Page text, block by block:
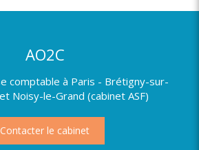
AO2C
comptable à Paris - Brétigny-sur-
Noisy-le-Grand (cabinet ASF)
Contacter le cabinet